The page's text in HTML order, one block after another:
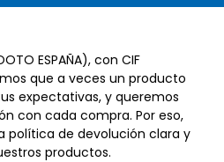
ESPAÑA), con CIF
que a veces un producto
expectativas, y queremos
con cada compra. Por eso,
política de devolución clara y
productos.